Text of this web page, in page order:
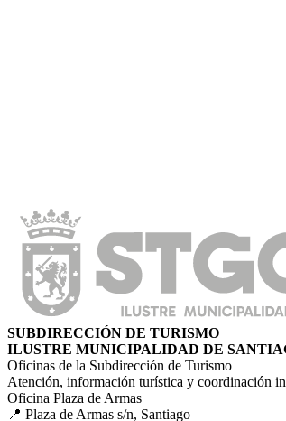
SUBDIRECCIÓN DE TURISMO
ILUSTRE MUNICIPALIDAD DE
Oficinas de la Subdirección de Turismo
Atención, información turística y coordinación
Oficina Plaza de Armas
📍 Plaza de Armas s/n, Santiago